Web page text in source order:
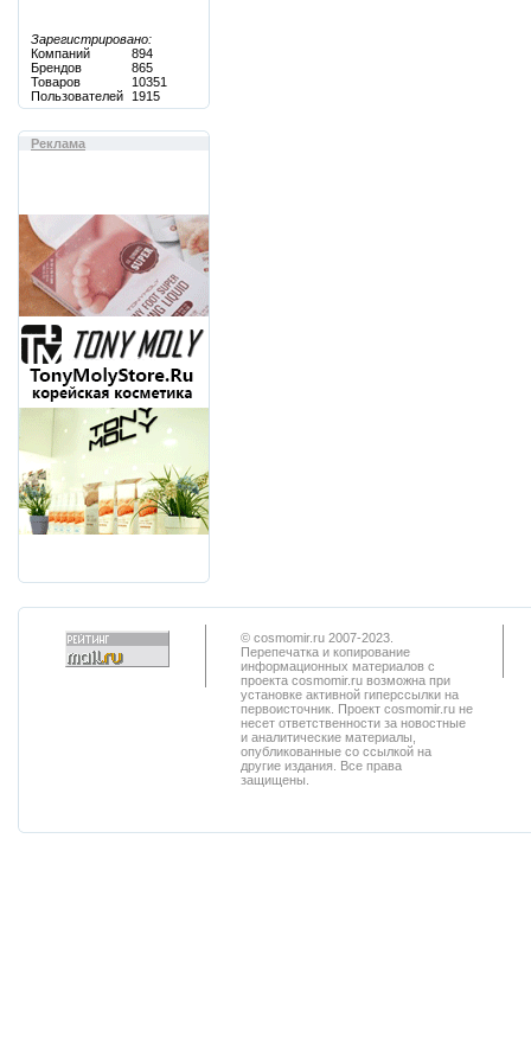
Зарегистрировано:
Компаний
894
Брендов
865
Товаров
10351
Пользователей
1915
Реклама
© cosmomir.ru 2007-2023.
Перепечатка и копирование
информационных материалов с
проекта cosmomir.ru возможна при
установке активной гиперссылки на
первоисточник. Проект cosmomir.ru не
несет ответственности за новостные
и аналитические материалы,
опубликованные со ссылкой на
другие издания. Все права
защищены.